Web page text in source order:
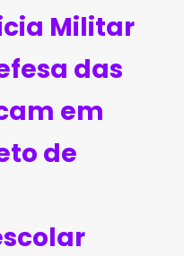
Militar
das
em
de